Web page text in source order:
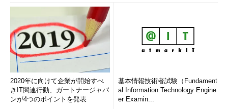
2020年に向けて企業が開始すべ
きIT関連行動、ガートナージャパ
ンが4つのポイントを発表
基本情報技術者試験（Fundament
al Information Technology Engine
er Examin...